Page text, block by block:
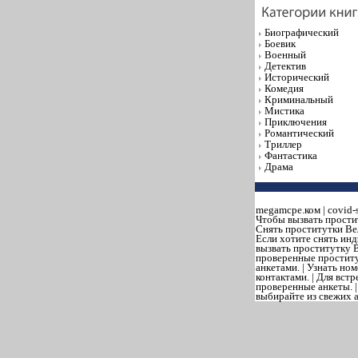
Биографический
Боевик
Военный
Детектив
Исторический
Комедия
Криминальный
Мистика
Приключения
Романтический
Триллер
Фантастика
Драма
megamcpe.ком| covid-
Чтобы вызвать
Снять проститутки
Если хотите снять
вызвать проститутку
проверенные
анкетами. | Узнать
контактами. | Для
проверенные анкеты.
выбирайте из свежих